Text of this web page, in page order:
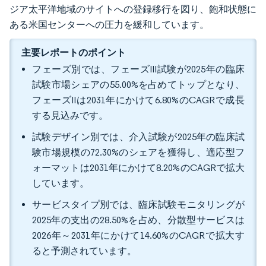
ジア太平洋地域のサイトへの登録移行を図り、飽和状態に
ある米国センターへの圧力を緩和しています。
主要レポートのポイント
フェーズ別では、フェーズIII試験が2025年の臨床
試験市場シェアの55.00%を占めてトップとなり、
フェーズIIは2031年にかけて6.80%のCAGRで成長
する見込みです。
試験デザイン別では、介入試験が2025年の臨床試
験市場規模の72.30%のシェアを獲得し、適応型フ
ォーマットは2031年にかけて8.20%のCAGRで拡大
しています。
サービスタイプ別では、臨床試験モニタリングが
2025年の支出の28.50%を占め、分散型サービスは
2026年～2031年にかけて14.60%のCAGRで拡大す
ると予測されています。